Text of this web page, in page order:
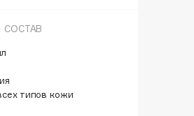
СОСТАВ
типов кожи